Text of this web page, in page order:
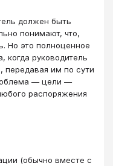
должен быть
понимают, что,
Но это полноценное
когда руководитель
передавая им по сути
— цели —
распоряжения
(обычно вместе с